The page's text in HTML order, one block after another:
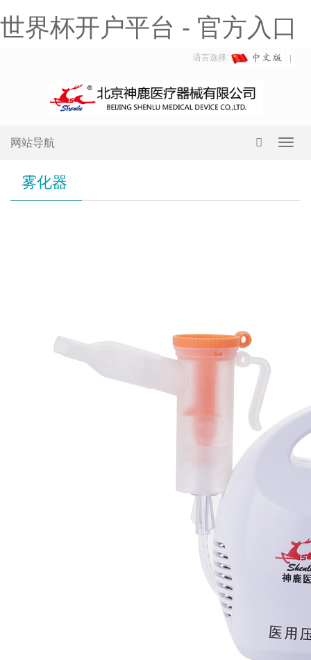
世界杯开户平台 - 官方入口
语言选择:
网站导航
雾化器